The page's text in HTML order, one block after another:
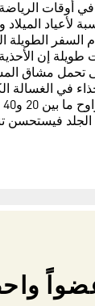
أوقات الرياضة
لأعياد
السفر
طويلة إن
تحمل مشاق
في الغسالة
الجلد فيستحسن